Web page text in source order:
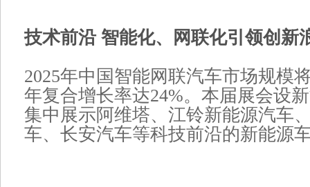
技术前沿 智能化、网联化引领创新
2025年中国智能网联汽车市场规模
年复合增长率达24%。本届展会设
集中展示阿维塔、江铃新能源汽车
车、长安汽车等科技前沿的新能源